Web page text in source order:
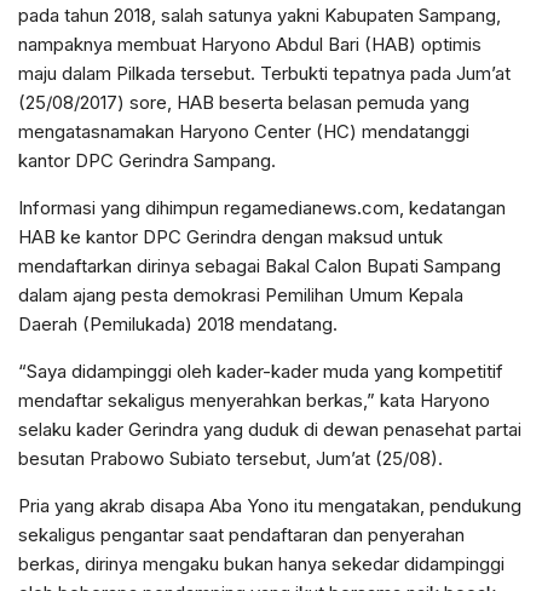
pada tahun 2018, salah satunya yakni Kabupaten Sampang,
nampaknya membuat Haryono Abdul Bari (HAB) optimis
maju dalam Pilkada tersebut. Terbukti tepatnya pada Jum’at
(25/08/2017) sore, HAB beserta belasan pemuda yang
mengatasnamakan Haryono Center (HC) mendatanggi
kantor DPC Gerindra Sampang.
Informasi yang dihimpun regamedianews.com, kedatangan
HAB ke kantor DPC Gerindra dengan maksud untuk
mendaftarkan dirinya sebagai Bakal Calon Bupati Sampang
dalam ajang pesta demokrasi Pemilihan Umum Kepala
Daerah (Pemilukada) 2018 mendatang.
“Saya didampinggi oleh kader-kader muda yang kompetitif
mendaftar sekaligus menyerahkan berkas,” kata Haryono
selaku kader Gerindra yang duduk di dewan penasehat partai
besutan Prabowo Subiato tersebut, Jum’at (25/08).
Pria yang akrab disapa Aba Yono itu mengatakan, pendukung
sekaligus pengantar saat pendaftaran dan penyerahan
berkas, dirinya mengaku bukan hanya sekedar didampinggi